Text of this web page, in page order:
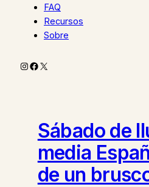
FAQ
Recursos
Sobre
Instagram
Facebook
X
Sábado de
media
de un